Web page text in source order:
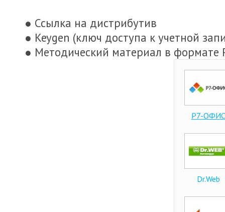
● Ссылка на дистрибутив
● Keygen (ключ доступа к учетной
● Методический материал в формате
Р7-ОФИС
Dr.Web